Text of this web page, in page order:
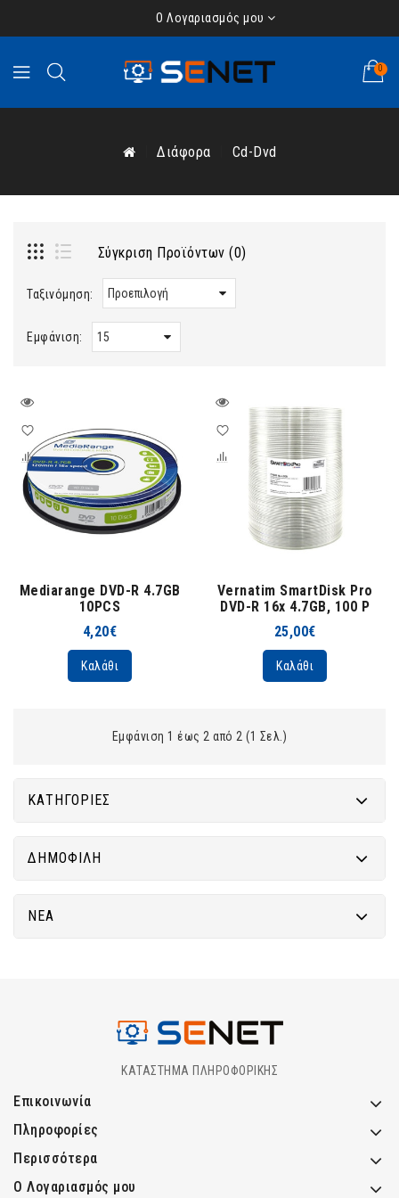
Ο Λογαριασμός μου
0
Διάφορα Cd-Dvd
Σύγκριση Προϊόντων (0)
Ταξινόμηση:
Εμφάνιση:
Mediarange DVD-R 4.7GB
10PCS
4,20€
Καλάθι
Vernatim SmartDisk Pro
DVD-R 16x 4.7GB, 100 P
25,00€
Καλάθι
Εμφάνιση 1 έως 2 από 2 (1 Σελ.)
ΚΑΤΗΓΟΡΊΕΣ
ΔΗΜΟΦΙΛΉ
ΝΈΑ
ΚΑΤΑΣΤΗΜΑ ΠΛΗΡΟΦΟΡΙΚΗΣ
Επικοινωνία
Πληροφορίες
Περισσότερα
Ο Λογαριασμός μου